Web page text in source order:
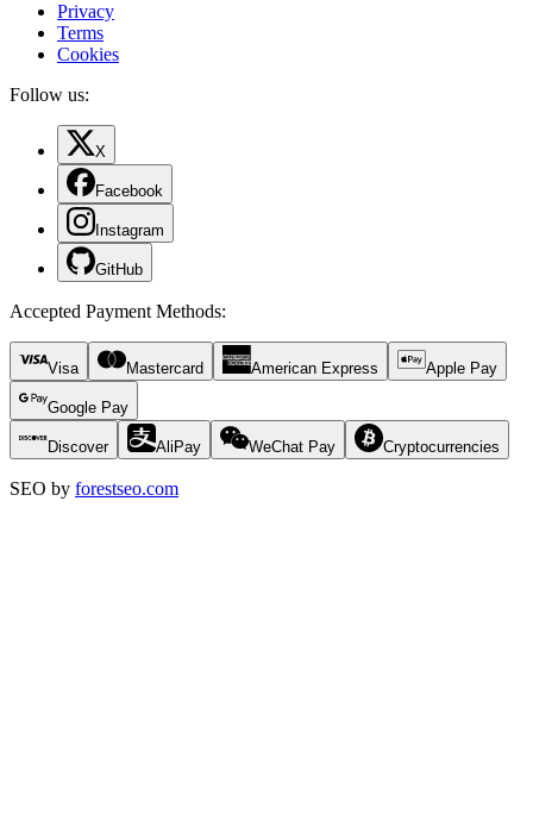
Privacy
Terms
Cookies
Follow us:
X
Facebook
Instagram
GitHub
Accepted Payment Methods:
Visa Mastercard American Express Apple Pay
Google Pay
Discover AliPay WeChat Pay Cryptocurrencies
SEO by forestseo.com